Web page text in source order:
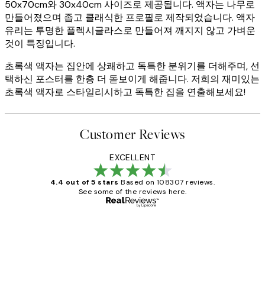
50x70cm와 30x40cm 사이즈로 제공됩니다. 액자는 나무로
만들어졌으며 좁고 클래식한 프로필로 제작되었습니다. 액자
유리는 투명한 플렉시글라스로 만들어져 깨지지 않고 가벼운
것이 특징입니다.
초록색 액자는 집안에 상쾌하고 독특한 분위기를 더해주며, 선
택하신 포스터를 한층 더 돋보이게 해줍니다. 저희의 재미있는
초록색 액자로 스타일리시하고 독특한 집을 연출해보세요!
Customer Reviews
EXCELLENT
4.4 out of 5 stars Based on 108307 reviews.
See some of the reviews here.